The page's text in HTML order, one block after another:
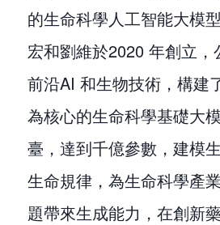
的生命科學人工智能大模
宏和劉維於2020 年創立
前沿AI 和生物技術，構建
為核心的生命科學基礎大
臺，達到千億參數，建模
生命規律，為生命科學產
題帶來生成能力，在創新